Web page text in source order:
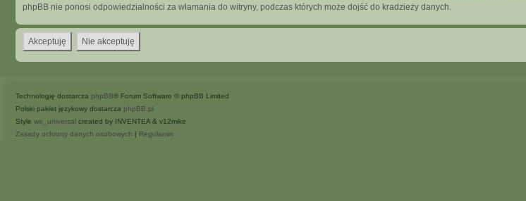
phpBB nie ponosi odpowiedzialności za włamania do witryny, podczas których może dojść do kradzieży danych.
Technologię dostarcza phpBB® Forum Software © phpBB Limited
Polski pakiet językowy dostarcza phpBB.pl
Style we_universal created by INVENTEA & v12mike
Zasady ochrony danych osobowych | Regulamin